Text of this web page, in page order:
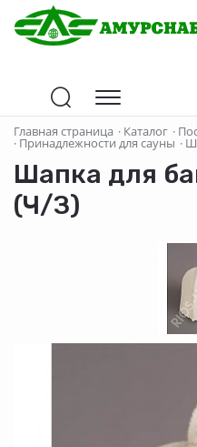
Главная страница · Каталог ·
· Принадлежности для сауны ·
Шапка для
(Ч/З)